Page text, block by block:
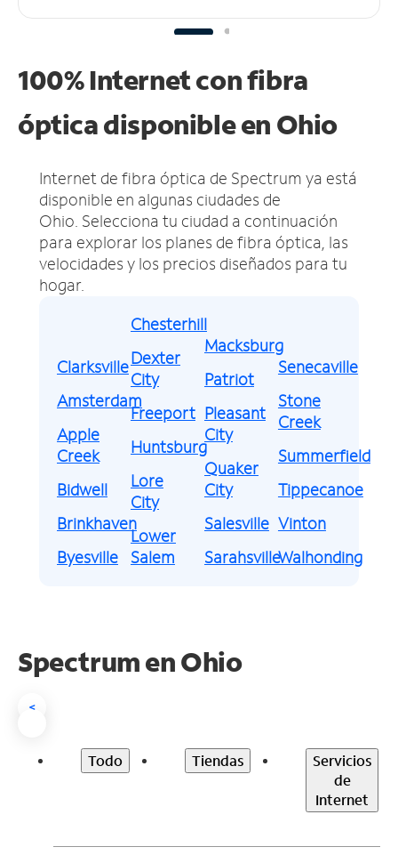
100% Internet con fibra
óptica disponible en Ohio
Internet de fibra óptica de Spectrum ya está
disponible en algunas ciudades de
Ohio. Selecciona tu ciudad a continuación
para explorar los planes de fibra óptica, las
velocidades y los precios diseñados para tu
hogar.
Clarksville
Amsterdam
Apple
Creek
Bidwell
Brinkhaven
Byesville
Chesterhill
Dexter
City
Freeport
Huntsburg
Lore
City
Lower
Salem
Macksburg
Patriot
Pleasant
City
Quaker
City
Salesville
Sarahsville
Senecaville
Stone
Creek
Summerfield
Tippecanoe
Vinton
Walhonding
Spectrum enOhio
<
Todo Tiendas
Servicios
de
Internet